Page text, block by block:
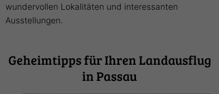
wundervollen Lokalitäten und interessanten
Ausstellungen.
Geheimtipps für Ihren Landausflug
in Passau